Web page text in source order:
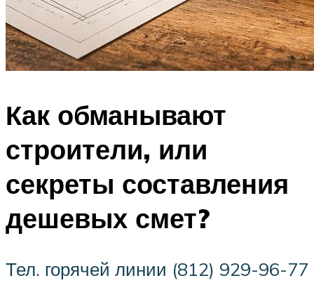
Как обманывают
строители, или
секреты составления
дешевых смет?
Тел. горячей линии (812) 929-96-77